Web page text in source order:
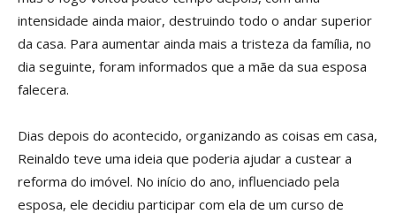
intensidade ainda maior, destruindo todo o andar superior
da casa. Para aumentar ainda mais a tristeza da família, no
dia seguinte, foram informados que a mãe da sua esposa
falecera.
Dias depois do acontecido, organizando as coisas em casa,
Reinaldo teve uma ideia que poderia ajudar a custear a
reforma do imóvel. No início do ano, influenciado pela
esposa, ele decidiu participar com ela de um curso de